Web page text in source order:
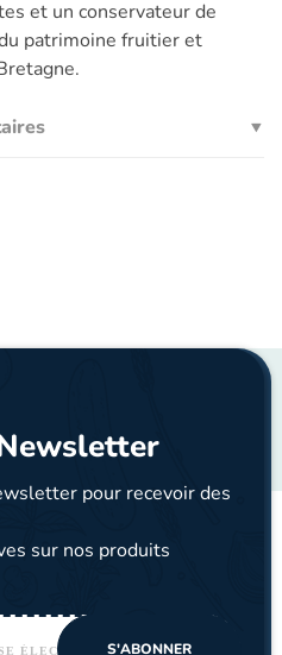
et un conservateur de
patrimoine fruitier et
pour recevoir des
sur nos produits